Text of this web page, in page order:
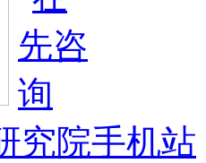
究院手机站